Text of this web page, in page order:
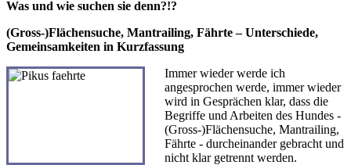
Was und wie suchen sie denn?!?
(Gross-)Flächensuche, Mantrailing, Fährte – Unterschiede,
Gemeinsamkeiten in Kurzfassung
Immer wieder werde ich
angesprochen werde, immer wieder
wird in Gesprächen klar, dass die
Begriffe und Arbeiten des Hundes -
(Gross-)Flächensuche, Mantrailing,
Fährte - durcheinander gebracht und
nicht klar getrennt werden.